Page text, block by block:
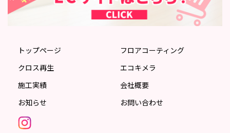
トップページ
フロアコーティング
クロス再生
エコキメラ
施工実績
会社概要
お知らせ
お問い合わせ